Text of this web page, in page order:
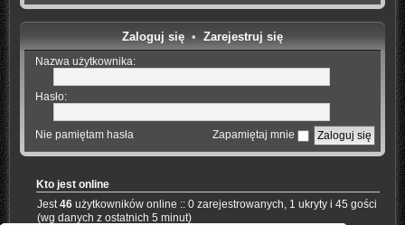
Zaloguj się• Zarejestruj się
Nazwa użytkownika:
Hasło:
Nie pamiętam hasła Zapamiętaj mnie
Kto jest online
Jest46 użytkowników online :: 0 zarejestrowanych, 1 ukryty i 45 gości
(wg danych z ostatnich 5 minut)